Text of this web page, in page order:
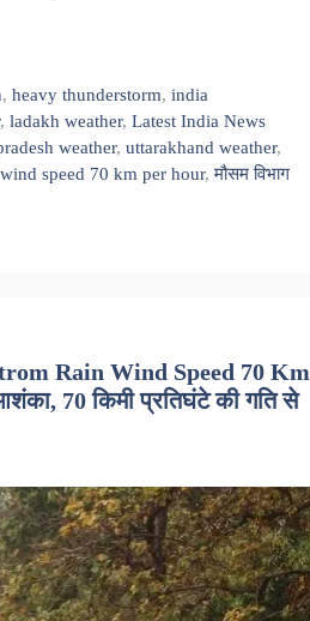
,heavy thunderstorm,india
, ladakh weather, Latest India News
weather, uttarakhand weather,
wind speed 70 km per hour,मौसम विभाग
Rain Wind Speed 70 Km
70 किमी प्रतिघंटे की गति से